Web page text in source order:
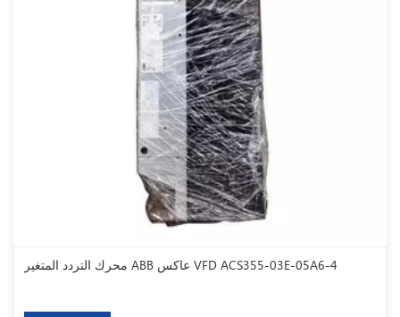
محرك التردد المتغير ABB عاكس VFD ACS355-03E-05A6-4